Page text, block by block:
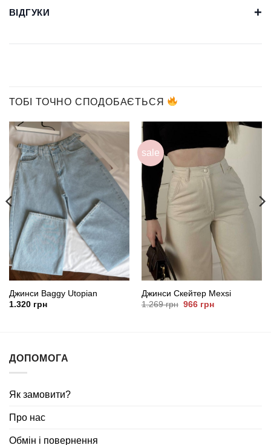
ВІДГУКИ +
ТОБІ ТОЧНО СПОДОБАЄТЬСЯ
Джинси Baggy Utopian
1.320грн
sale
Джинси Скейтер Mexsi
1.269грн Оригінальна
966грнПоточна
ДОПОМОГА
Як замовити?
Про нас
Обмін і повернення